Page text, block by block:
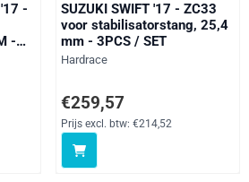
-
-
164,91
SUZUKI SWIFT '17 - ZC33
voor stabilisatorstang, 25,4
mm - 3PCS / SET
Merk:
Hardrace
Prijs: 259,57, exclusief btw:
€259,57
Prijs excl. btw: €214,52